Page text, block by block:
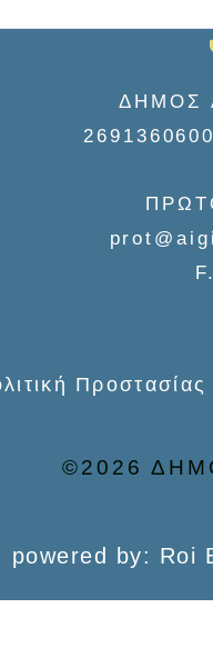
ΔΗΜΟΣ
©2026
powered by: Roi